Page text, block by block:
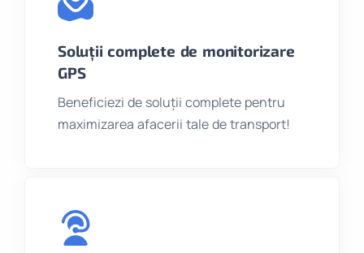
Soluții complete de monitorizare
GPS
Beneficiezi de soluții complete pentru
maximizarea afacerii tale de transport!